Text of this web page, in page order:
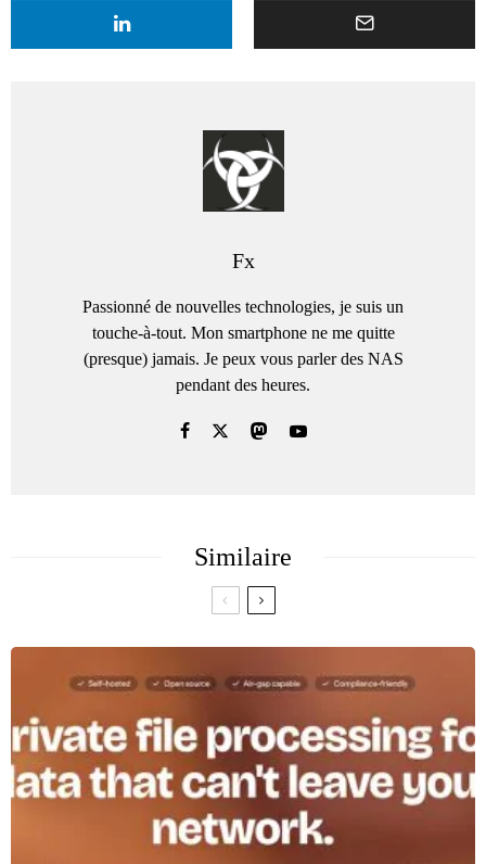
Fx
Passionné de nouvelles technologies, je suis un
touche-à-tout. Mon smartphone ne me quitte
(presque) jamais. Je peux vous parler des NAS
pendant des heures.
Similaire